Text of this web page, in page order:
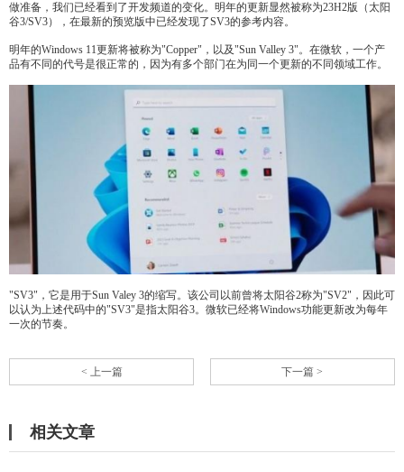
做准备，我们已经看到了开发频道的变化。明年的更新显然被称为23H2版（太阳
谷3/SV3），在最新的预览版中已经发现了SV3的参考内容。
明年的Windows 11更新将被称为"Copper"，以及"Sun Valley 3"。在微软，一个产
品有不同的代号是很正常的，因为有多个部门在为同一个更新的不同领域工作。
"SV3"，它是用于Sun Valey 3的缩写。该公司以前曾将太阳谷2称为"SV2"，因此可
以认为上述代码中的"SV3"是指太阳谷3。微软已经将Windows功能更新改为每年
一次的节奏。
< 上一篇 下一篇 >
相关文章